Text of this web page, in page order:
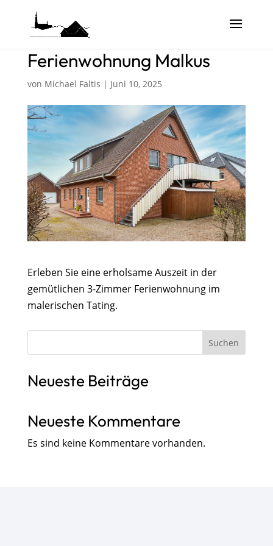
Ferienwohnung Malkus
von Michael Faltis | Juni 10, 2025
Erleben Sie eine erholsame Auszeit in der
gemütlichen 3-Zimmer Ferienwohnung im
malerischen Tating.
Suchen
Neueste Beiträge
Neueste Kommentare
Es sind keine Kommentare vorhanden.